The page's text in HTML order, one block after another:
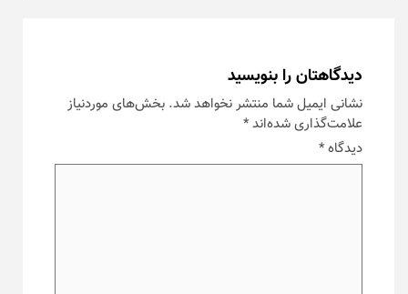
دیدگاهتان را بنویسید
نشانی ایمیل شما منتشر نخواهد شد. بخش‌های موردنیاز
علامت‌گذاری شده‌اند*
دیدگاه*